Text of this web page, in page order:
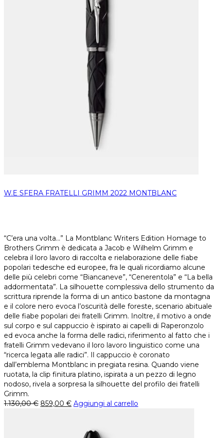
W.E SFERA FRATELLI GRIMM 2022 MONTBLANC
“C’era una volta...” La Montblanc Writers Edition Homage to
Brothers Grimm è dedicata a Jacob e Wilhelm Grimm e
celebra il loro lavoro di raccolta e rielaborazione delle fiabe
popolari tedesche ed europee, fra le quali ricordiamo alcune
delle più celebri come “Biancaneve”, “Cenerentola” e “La bella
addormentata”. La silhouette complessiva dello strumento da
scrittura riprende la forma di un antico bastone da montagna
e il colore nero evoca l’oscurità delle foreste, scenario abituale
delle fiabe popolari dei fratelli Grimm. Inoltre, il motivo a onde
sul corpo e sul cappuccio è ispirato ai capelli di Raperonzolo
ed evoca anche la forma delle radici, riferimento al fatto che i
fratelli Grimm vedevano il loro lavoro linguistico come una
“ricerca legata alle radici”. Il cappuccio è coronato
dall’emblema Montblanc in pregiata resina. Quando viene
ruotata, la clip finitura platino, ispirata a un pezzo di legno
nodoso, rivela a sorpresa la silhouette del profilo dei fratelli
Grimm.
1.130,00€ 859,00 € Aggiungi al carrello